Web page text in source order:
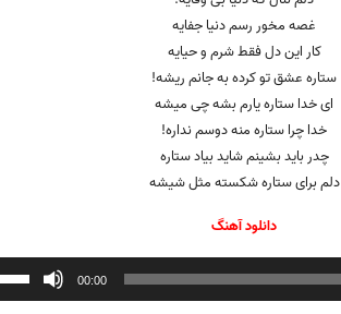
غصه مخور رسم دنیا جفایه
کار این دل فقط شرم و حیایه
ستاره عشق تو کرده به جانم ریشه!
ای خدا ستاره یارم بشه چی میشه
خدا چرا ستاره منه دوسم نداره!
چدر باید بشینم شاید بیاد ستاره
دلم برای ستاره شکسته مثل شیشه
دانلود آهنگ
00:00